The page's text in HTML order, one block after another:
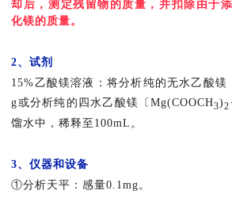
却后，测定残留物的质量，并扣除由于
化镁的质量。
2、试剂
15%乙酸镁溶液：将分析纯的无水乙酸镁
g或分析纯的四水乙酸镁〔Mg(COOCH3)2
馏水中，稀释至100mL。
3、仪器和设备
①分析天平：感量0.1mg。